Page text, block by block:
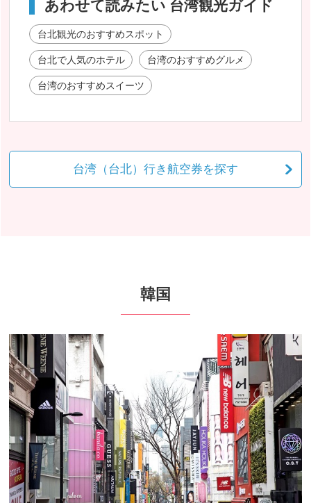
あわせて読みたい 台湾観光ガイド
台北観光のおすすめスポット
台北で人気のホテル 台湾のおすすめグルメ
台湾のおすすめスイーツ
台湾（台北）行き航空券を探す
韓国